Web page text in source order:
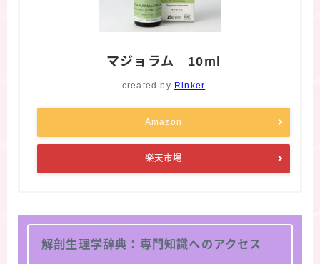
マジョラム 10ml
created by Rinker
Amazon
楽天市場
解剖生理学辞典：専門知識へのアクセス